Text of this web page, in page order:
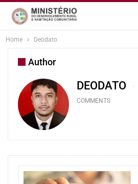
content
Home Deodato
Author
DEODATO
COMMENTS